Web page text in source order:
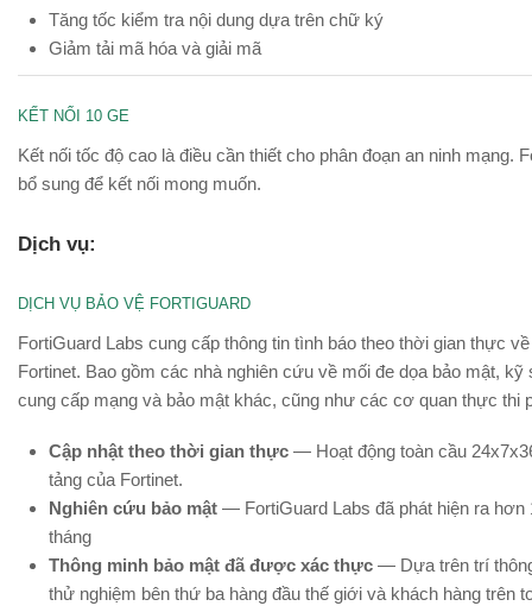
Tăng tốc kiểm tra nội dung dựa trên chữ ký
Giảm tải mã hóa và giải mã
KẾT NỐI 10 GE
Kết nối tốc độ cao là điều cần thiết cho phân đoạn an ninh
bổ sung để kết nối mong muốn.
Dịch vụ:
DỊCH VỤ BẢO VỆ FORTIGUARD
FortiGuard Labs cung cấp thông tin tình báo theo thời gian thực
Fortinet. Bao gồm các nhà nghiên cứu về mối đe dọa bảo mật,
cung cấp mạng và bảo mật khác, cũng như các cơ quan thực thi
Cập nhật theo thời gian thực — Hoạt động toàn cầu
tảng của Fortinet.
Nghiên cứu bảo mật — FortiGuard Labs đã phát hiện ra hơn
tháng
Thông minh bảo mật đã được xác thực — Dựa trên trí
thử nghiệm bên thứ ba hàng đầu thế giới và khách hàng trên